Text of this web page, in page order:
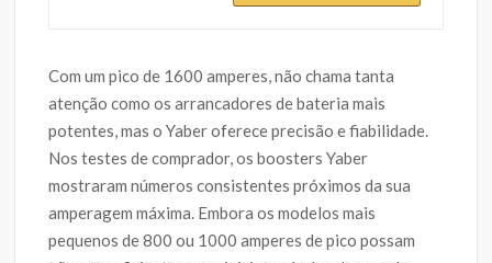
Com um pico de 1600 amperes, não chama tanta
atenção como os arrancadores de bateria mais
potentes, mas o Yaber oferece precisão e fiabilidade.
Nos testes de comprador, os boosters Yaber
mostraram números consistentes próximos da sua
amperagem máxima. Embora os modelos mais
pequenos de 800 ou 1000 amperes de pico possam